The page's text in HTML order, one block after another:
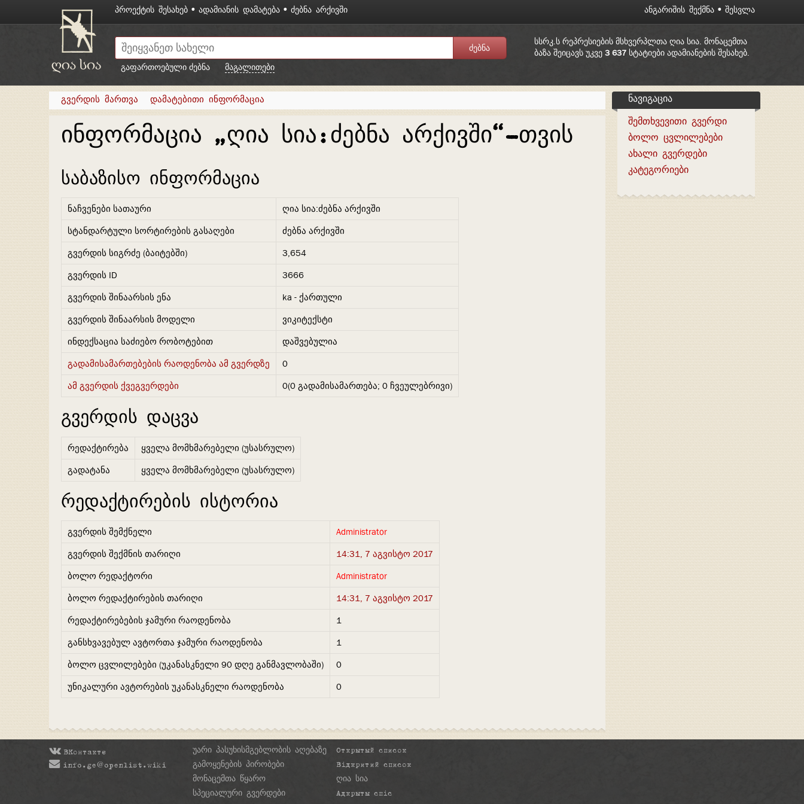
ᲞᲠᲝᲔᲥᲢᲘᲡ ᲨᲔᲡᲐᲮᲔᲑ ᲐᲓᲐᲛᲘᲐᲜᲘᲡ ᲓᲐᲛᲐᲢᲔᲑᲐ ᲫᲔᲑᲜᲐ ᲐᲠᲥᲘᲕᲨᲘ ᲐᲜᲒᲐᲠᲘᲨᲘᲡ ᲨᲔᲥᲛᲜᲐ ᲨᲔᲡᲕᲚᲐ
სსრკ.ს რეპრესიების მსხვერპლთა ღია სია. მონაცემთა
ბაზა შეიცავს უკვე 3 637სტატიები ადამიანების შესახებ.
გაფართოებული ძებნა
მაგალითები
გვერდის მართვა დამატებითი ინფორმაცია
ინფორმაცია „ღია სია:ძებნა არქივში“-თვის
საბაზისო ინფორმაცია
ნაჩვენები სათაური
ღია სია:ძებნა არქივში
სტანდარტული სორტირების გასაღები
ძებნა არქივში
გვერდის სიგრძე (ბაიტებში)
3,654
გვერდის ID
3666
გვერდის შინაარსის ენა
ka - ქართული
გვერდის შინაარსის მოდელი
ვიკიტექსტი
ინდექსაცია საძიებო რობოტებით
დაშვებულია
გადამისამართებების რაოდენობა ამ გვერდზე
0
ამ გვერდის ქვეგვერდები
0(0 გადამისამართება; 0 ჩვეულებრივი)
გვერდის დაცვა
რედაქტირება
ყველა მომხმარებელი (უსასრულო)
გადატანა
ყველა მომხმარებელი (უსასრულო)
რედაქტირების ისტორია
გვერდის შემქნელი
Administrator
გვერდის შექმნის თარიღი
14:31, 7 აგვისტო 2017
ბოლო რედაქტორი
Administrator
ბოლო რედაქტირების თარიღი
14:31, 7 აგვისტო 2017
რედაქტირებების ჯამური რაოდენობა
1
განსხვავებულ ავტორთა ჯამური რაოდენობა
1
ბოლო ცვლილებები (უკანასკნელი 90 დღე განმავლობაში)
0
უნიკალური ავტორების უკანასკნელი რაოდენობა
0
ნავიგაცია
შემთხვევითი გვერდი
ბოლო ცვლილებები
ახალი გვერდები
კატეგორიები
ВКонтакте
info.ge@openlist.wiki
უარი პასუხისმგებლობის აღებაზე
გამოყენების პირობები
მონაცემთა წყარო
სპეციალური გვერდები
Открытый список
Відкритий список
ღია სია
Адкрыты спіс